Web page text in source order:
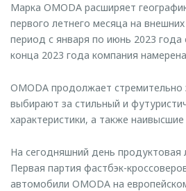
Марка OMODA расширяет
первого летнего месяца на
период с января по июнь 2023
конца 2023 года компания
OMODA продолжает
выбирают за стильный и
характеристики, а также
На сегодняшний день продуктовая
Первая партия фастбэк-
автомобили OMODA на